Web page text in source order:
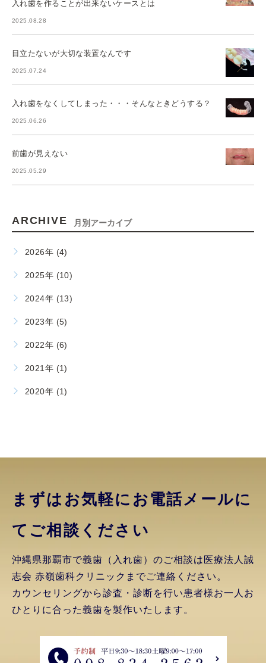
入れ歯を作ることが出来ないケースとは
2025.08.28
目立たないが大切な装置なんです
2025.07.24
入れ歯をなくしてしまった・・・そんなときどうする？
2025.06.26
前歯が見えない
2025.05.29
ARCHIVE 月別アーカイブ
2026年 (4)
2025年 (10)
2024年 (13)
2023年 (5)
2022年 (6)
2021年 (1)
2020年 (1)
まずはお気軽にお電話メールに
てご相談ください
沖縄県那覇市で義歯（入れ歯）のご相談は医療法人誠
志会 赤嶺歯科クリニックまでご連絡ください。
カウンセリングから診査・診断を行い患者様お一人お
ひとりに合った義歯を製作いたします。